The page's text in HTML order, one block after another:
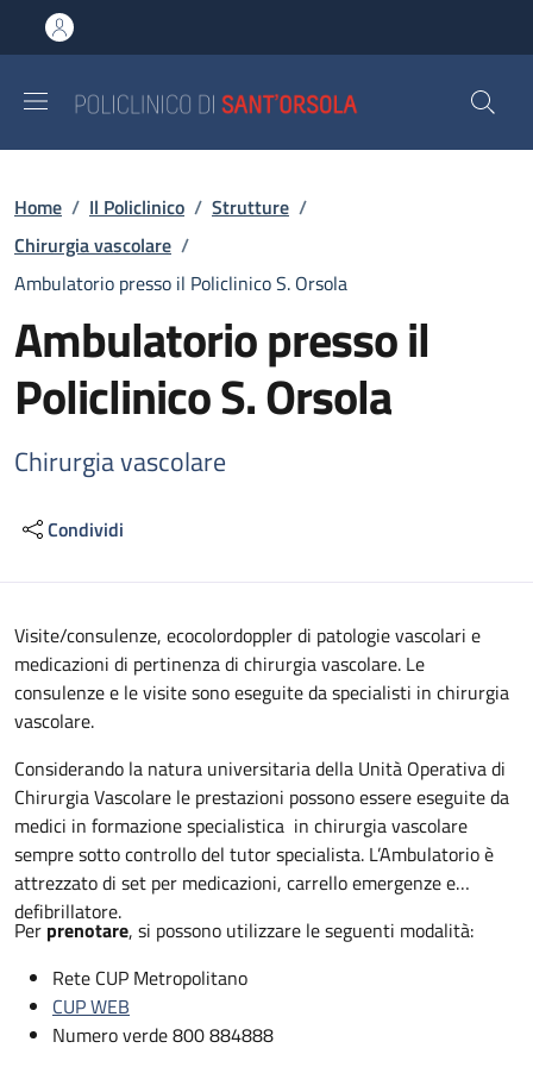
al contenuto principale
to footer content
Briciole di pane
Home / Il Policlinico / Strutture /
Chirurgia vascolare /
Ambulatorio presso il Policlinico S. Orsola
Ambulatorio presso il
Policlinico S. Orsola
Chirurgia vascolare
Condividi
Descrizione
Visite/consulenze, ecocolordoppler di patologie vascolari e
medicazioni di pertinenza di chirurgia vascolare. Le
consulenze e le visite sono eseguite da specialisti in chirurgia
vascolare.
Considerando la natura universitaria della Unità Operativa di
Chirurgia Vascolare le prestazioni possono essere eseguite da
medici in formazione specialistica in chirurgia vascolare
sempre sotto controllo del tutor specialista. L’Ambulatorio è
attrezzato di set per medicazioni, carrello emergenze e
defibrillatore.
Per prenotare, si possono utilizzare le seguenti modalità:
Rete CUP Metropolitano
CUP WEB
Numero verde 800 884888